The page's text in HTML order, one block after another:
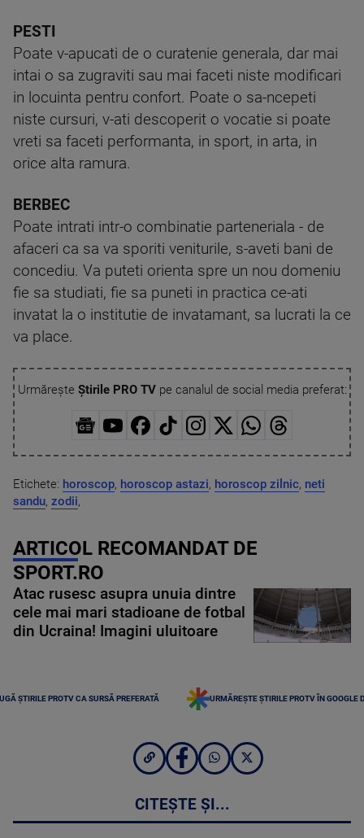
PESTI
Poate v-apucati de o curatenie generala, dar mai
intai o sa zugraviti sau mai faceti niste modificari
in locuinta pentru confort. Poate o sa-ncepeti
niste cursuri, v-ati descoperit o vocatie si poate
vreti sa faceti performanta, in sport, in arta, in
orice alta ramura.
BERBEC
Poate intrati intr-o combinatie parteneriala - de
afaceri ca sa va sporiti veniturile, s-aveti bani de
concediu. Va puteti orienta spre un nou domeniu
fie sa studiati, fie sa puneti in practica ce-ati
invatat la o institutie de invatamant, sa lucrati la ce
va place.
Urmărește Știrile PRO TVpe canalul de social media preferat:
Etichete: horoscop, horoscop astazi, horoscop zilnic, neti
sandu, zodii,
ARTICOL RECOMANDAT DE
SPORT.RO
Atac rusesc asupra unuia dintre
cele mai mari stadioane de fotbal
din Ucraina! Imagini uluitoare
ȘTIRILE PROTV CA SURSĂ PREFERATĂ URMĂREȘTE ȘTIRILE PROTV ÎN GOOGLE
CITEȘTE ȘI...